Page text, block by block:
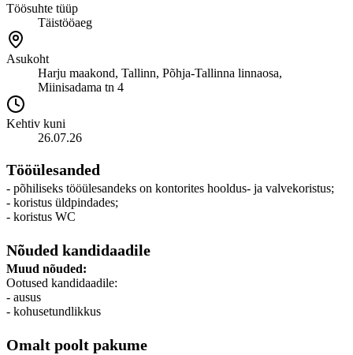
Töösuhte tüüp
Täistööaeg
Asukoht
Harju maakond, Tallinn, Põhja-Tallinna linnaosa,
Miinisadama tn 4
Kehtiv kuni
26.07.26
Tööülesanded
- põhiliseks tööülesandeks on kontorites hooldus- ja valvekoristus;
- koristus üldpindades;
- koristus WC
Nõuded kandidaadile
Muud nõuded:
Ootused kandidaadile:
- ausus
- kohusetundlikkus
Omalt poolt pakume